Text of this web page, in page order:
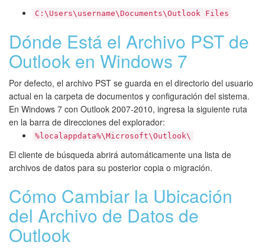
C:\Users\username\Documents\Outlook Files
Dónde Está el Archivo PST de
Outlook en Windows 7
Por defecto, el archivo PST se guarda en el directorio del usuario
actual en la carpeta de documentos y configuración del sistema.
En Windows 7 con Outlook 2007-2010, ingresa la siguiente ruta
en la barra de direcciones del explorador:
%localappdata%\Microsoft\Outlook\
El cliente de búsqueda abrirá automáticamente una lista de
archivos de datos para su posterior copia o migración.
Cómo Cambiar la Ubicación
del Archivo de Datos de
Outlook